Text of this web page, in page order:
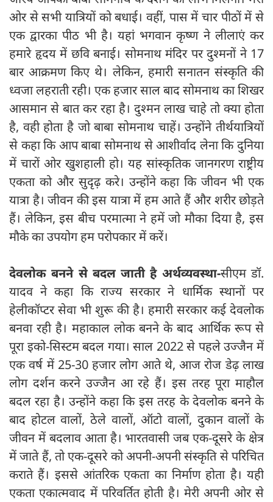
ओर से सभी यात्रियों को बधाई। वहीं, पास में चार पीठों में से
एक द्वारका पीठ भी है। यहां भगवान कृष्ण ने लीलाएं कर
हमारे हृदय में छवि बनाई। सोमनाथ मंदिर पर दुश्मनों ने 17
बार आक्रमण किए थे। लेकिन, हमारी सनातन संस्कृति की
ध्वजा लहराती रही। एक हजार साल बाद सोमनाथ का शिखर
आसमान से बात कर रहा है। दुश्मन लाख चाहे तो क्या होता
है, वही होता है जो बाबा सोमनाथ चाहें। उन्होंने तीर्थयात्रियों
से कहा कि आप बाबा सोमनाथ से आशीर्वाद लेना कि दुनिया
में चारों ओर खुशहाली हो। यह सांस्कृतिक जानगरण राष्ट्रीय
एकता को और सुदृढ़ करे। उन्होंने कहा कि जीवन भी एक
यात्रा है। जीवन की इस यात्रा में हम आते हैं और शरीर छोड़ते
हैं। लेकिन, इस बीच परमात्मा ने हमें जो मौका दिया है, इस
मौके का उपयोग हम परोपकार में करें।
देवलोक बनने से बदल जाती है अर्थव्यवस्था-सीएम डॉ.
यादव ने कहा कि राज्य सरकार ने धार्मिक स्थानों पर
हेलीकॉप्टर सेवा भी शुरू की है। हमारी सरकार कई देवलोक
बनवा रही है। महाकाल लोक बनने के बाद आर्थिक रूप से
पूरा इको-सिस्टम बदल गया। साल 2022 से पहले उज्जैन में
एक वर्ष में 25-30 हजार लोग आते थे, आज रोज डेढ़ लाख
लोग दर्शन करने उज्जैन आ रहे हैं। इस तरह पूरा माहौल
बदल रहा है। उन्होंने कहा कि इस तरह के देवलोक बनने के
बाद होटल वालों, ठेले वालों, ऑटो वालों, दुकान वालों के
जीवन में बदलाव आता है। भारतवासी जब एक-दूसरे के क्षेत्र
में जाते हैं, तो एक-दूसरे को अपनी-अपनी संस्कृति से परिचित
कराते हैं। इससे आंतरिक एकता का निर्माण होता है। यही
एकता एकात्मवाद में परिवर्तित होती है। मेरी अपनी ओर से